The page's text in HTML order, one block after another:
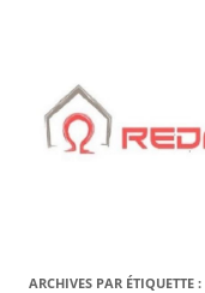
ARCHIVES PAR ÉTIQUETTE :